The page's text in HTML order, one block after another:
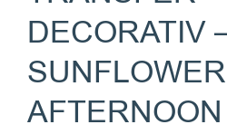
DECORATIV
SUNFLOWER
AFTERNOON